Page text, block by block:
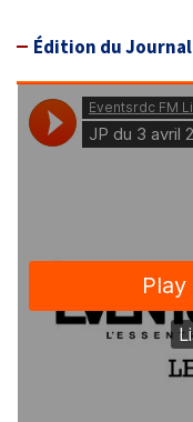
Édition du Journal